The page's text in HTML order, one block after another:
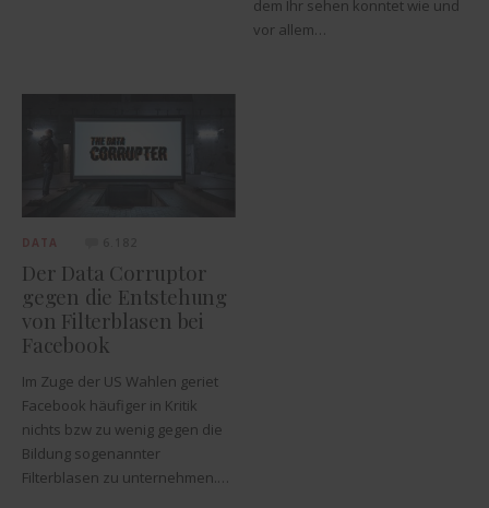
dem Ihr sehen konntet wie und
vor allem…
DATA
Der Data Corruptor
gegen die Entstehung
von Filterblasen bei
Facebook
Im Zuge der US Wahlen geriet
Facebook häufiger in Kritik
nichts bzw zu wenig gegen die
Bildung sogenannter
Filterblasen zu unternehmen.…